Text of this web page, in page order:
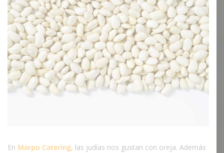
En Marpo Catering, las judías nos gustan con oreja. Además